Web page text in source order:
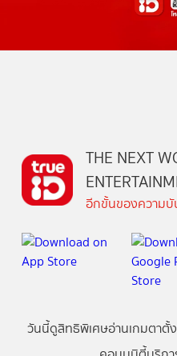
THE NEXT
อีกขั้นของความบั
วันนี้ดูสิทธิพิเศษอ่านเกมตาตั้ง